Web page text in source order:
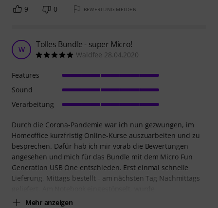
9 0 BEWERTUNG MELDEN
W Tolles Bundle - super Micro!
Waldfee 28.04.2020
Durch die Corona-Pandemie war ich nun gezwungen, im
Homeoffice kurzfristig Online-Kurse auszuarbeiten und zu
besprechen. Dafür hab ich mir vorab die Bewertungen
angesehen und mich für das Bundle mit dem Micro Fun
Generation USB One entschieden. Erst einmal schnelle
Lieferung, Mittags bestellt - am nächsten Tag Nachmittags
Mehr anzeigen
Features
Sound
Verarbeitung